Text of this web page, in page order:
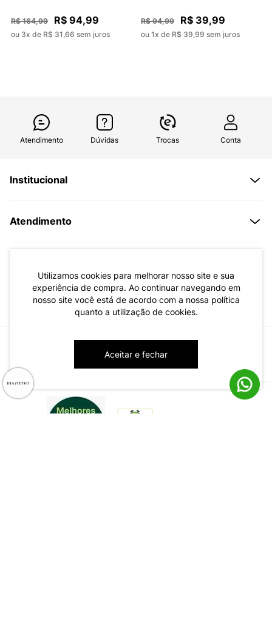
Utilizamos cookies para melhorar nosso site e sua
experiência de compra. Ao continuar navegando em
nosso site você está de acordo com a nossa política
quanto a utilização de cookies.
Aceitar e fechar
R$ 164,99 R$ 94,99
ou 3x de R$ 31,66 sem juros
R$ 94,99 R$ 39,99
ou 1x de R$ 39,99 sem juros
Atendimento Dúvidas Trocas Conta
Institucional
Políticas de Privacidade
Trocas e Devoluções
Regulamento de Promoções
Atendimento
Segunda à sexta das 8:00 às 17:00